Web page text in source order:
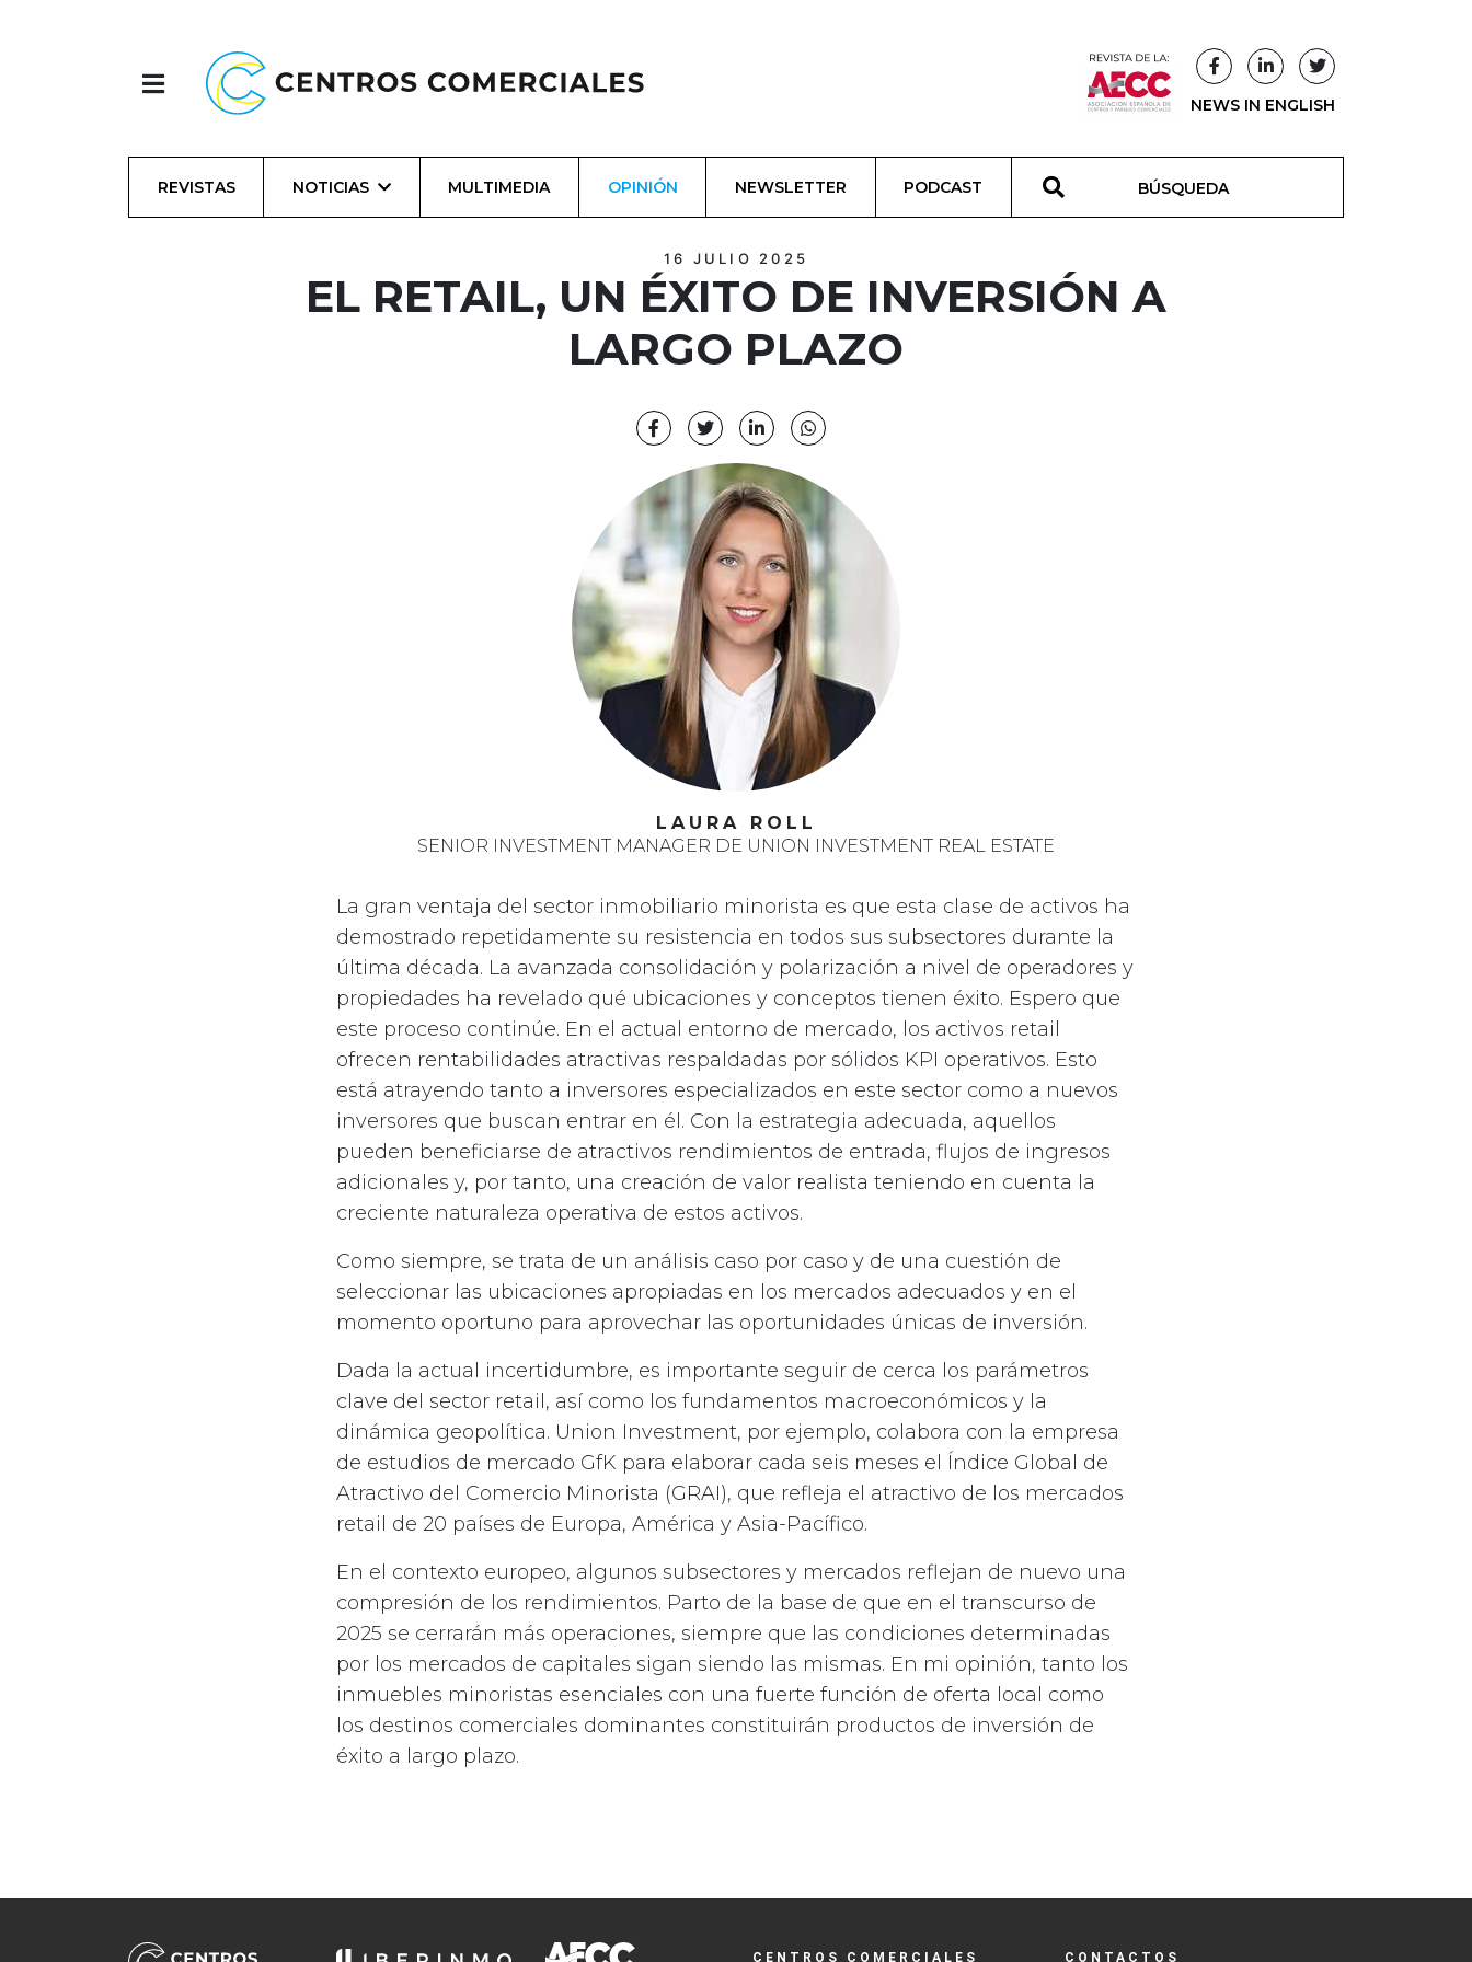
NEWS IN ENGLISH
REVISTAS NOTICIAS MULTIMEDIA OPINIÓN NEWSLETTER PODCAST
16 JULIO 2025
EL RETAIL, UN ÉXITO DE INVERSIÓN A
LARGO PLAZO
LAURA ROLL
SENIOR INVESTMENT MANAGER DE UNION INVESTMENT REAL ESTATE
La gran ventaja del sector inmobiliario minorista es que esta clase de activos ha
demostrado repetidamente su resistencia en todos sus subsectores durante la
última década. La avanzada consolidación y polarización a nivel de operadores y
propiedades ha revelado qué ubicaciones y conceptos tienen éxito. Espero que
este proceso continúe. En el actual entorno de mercado, los activos retail
ofrecen rentabilidades atractivas respaldadas por sólidos KPI operativos. Esto
está atrayendo tanto a inversores especializados en este sector como a nuevos
inversores que buscan entrar en él. Con la estrategia adecuada, aquellos
pueden beneficiarse de atractivos rendimientos de entrada, flujos de ingresos
adicionales y, por tanto, una creación de valor realista teniendo en cuenta la
creciente naturaleza operativa de estos activos.
Como siempre, se trata de un análisis caso por caso y de una cuestión de
seleccionar las ubicaciones apropiadas en los mercados adecuados y en el
momento oportuno para aprovechar las oportunidades únicas de inversión.
Dada la actual incertidumbre, es importante seguir de cerca los parámetros
clave del sector retail, así como los fundamentos macroeconómicos y la
dinámica geopolítica. Union Investment, por ejemplo, colabora con la empresa
de estudios de mercado GfK para elaborar cada seis meses el Índice Global de
Atractivo del Comercio Minorista (GRAI), que refleja el atractivo de los mercados
retail de 20 países de Europa, América y Asia-Pacífico.
En el contexto europeo, algunos subsectores y mercados reflejan de nuevo una
compresión de los rendimientos. Parto de la base de que en el transcurso de
2025 se cerrarán más operaciones, siempre que las condiciones determinadas
por los mercados de capitales sigan siendo las mismas. En mi opinión, tanto los
inmuebles minoristas esenciales con una fuerte función de oferta local como
los destinos comerciales dominantes constituirán productos de inversión de
éxito a largo plazo.
CENTROS COMERCIALES CONTACTOS